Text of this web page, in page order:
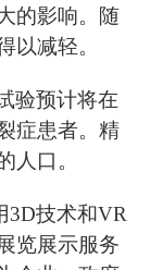
的影响。随
以减轻。
验预计将在
症患者。精
人口。
3D技术和VR
览展示服务